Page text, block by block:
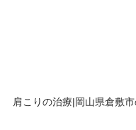
肩こりの治療|岡山県倉敷